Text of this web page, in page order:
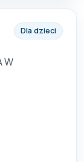
W
Dla dzieci